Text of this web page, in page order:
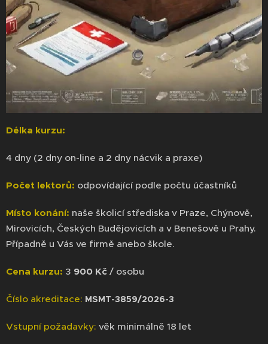
Délka kurzu:
4 dny (2 dny on-line a 2 dny nácvik a praxe)
Počet lektorů: odpovídající podle počtu účastníků
Místo konání: naše školicí střediska v Praze, Chýnově,
Mirovicích, Českých Budějovicích a v Benešově u Prahy.
Případně u Vás ve firmě anebo škole.
Cena kurzu: 3 900 Kč / osobu
Číslo akreditace: MSMT-3859/2026-3
Vstupní požadavky: věk minimálně 18 let